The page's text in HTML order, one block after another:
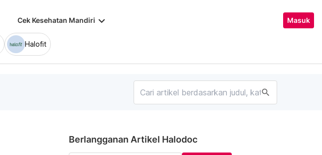
Cek Kesehatan Mandiri keyboard_arrow_down Masuk
Halofit
search
Berlangganan Artikel Halodoc